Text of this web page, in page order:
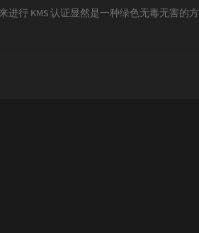
行 KMS 认证显然是一种绿色无毒无害的方